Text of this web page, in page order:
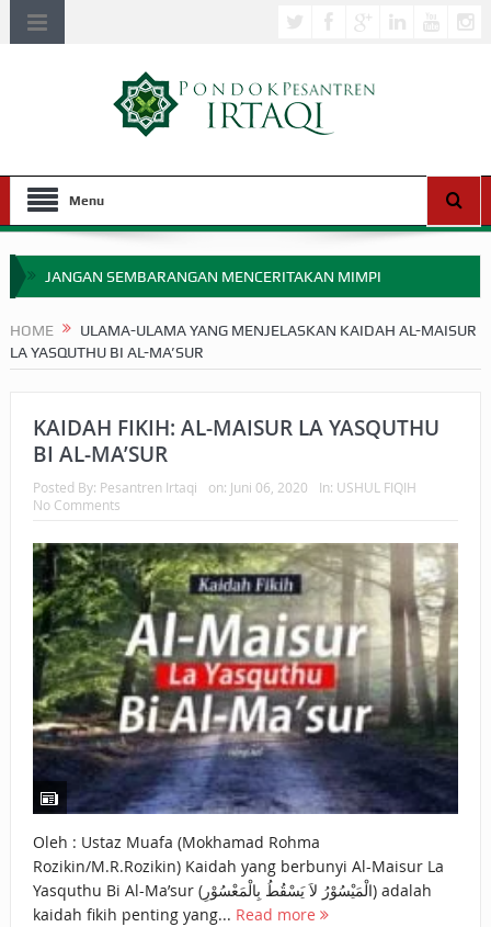
Menu
JANGAN SEMBARANGAN MENCERITAKAN MIMPI
MIMPI YANG DIABAIKAN MENJELANG PERANG BADAR
SEBELUM TIBA SAAT WAJIB?
HAKIKAT NIKMAT DI DUNIA!
UANG HARAM BISA MENJADI HALAL JIKA SEBAB
KEPEMILIKANNYA BERUBAH
ISTIDLAL BATIL VS ISTIDLAL SYAR’I
BAHASA CINTA KARENA ALLAH
HUKUM MEMBAYAR ZAKAT DENGAN CARA MENGANGSUR
HUKUM MEMBAYAR ZAKAT KEPADA KERABAT SENDIRI
HOME
ULAMA-ULAMA YANG MENJELASKAN KAIDAH AL-MAISUR
LA YASQUTHU BI AL-MA’SUR
KAIDAH FIKIH: AL-MAISUR LA YASQUTHU
BI AL-MA’SUR
Posted By: Pesantren Irtaqi on: Juni 06, 2020 In: USHUL FIQIH
No Comments
Oleh : Ustaz Muafa (Mokhamad Rohma
Rozikin/M.R.Rozikin) Kaidah yang berbunyi Al-Maisur La
Yasquthu Bi Al-Ma’sur (الْمَيْسُوْرُ لاَ يَسْقُطُ بِالْمَعْسُوْرِ) adalah
kaidah fikih penting yang... Read more